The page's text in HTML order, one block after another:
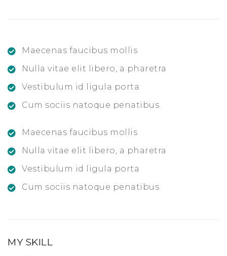
Maecenas faucibus mollis
Nulla vitae elit libero, a pharetra
Vestibulum id ligula porta
Cum sociis natoque penatibus
Maecenas faucibus mollis
Nulla vitae elit libero, a pharetra
Vestibulum id ligula porta
Cum sociis natoque penatibus
MY SKILL